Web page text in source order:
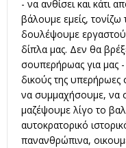
- να ανθίσει και κάτι
βάλουμε εμείς, τονίζω
δουλέψουμε
δίπλα μας. Δεν θα
σουπερήρωας για μας -
δικούς της υπερήρωες
να συμμαχήσουμε, να
μαζέψουμε λίγο το
αυτοκρατορικό
πανανθρώπινα,